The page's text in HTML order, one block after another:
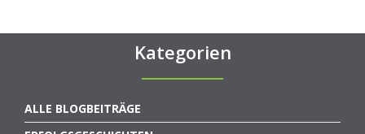
Kategorien
ALLE BLOGBEITRÄGE